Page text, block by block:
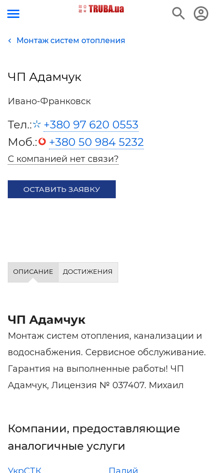
Монтаж систем отопления
ЧП Адамчук
Ивано-Франковск
Тел.:
+380 97 620 0553
Моб.:
+380 50 984 5232
С компанией нет связи?
ОСТАВИТЬ ЗАЯВКУ
ОПИСАНИЕ ДОСТИЖЕНИЯ
ЧП Адамчук
Монтаж систем отопления, канализации и
водоснабжения. Сервисное обслуживание.
Гарантия на выполненные работы! ЧП
Адамчук, Лицензия № 037407. Михаил
Компании, предоставляющие
аналогичные услуги